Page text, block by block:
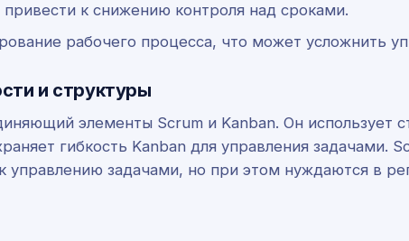
к снижению контроля над сроками.
рабочего процесса, что может усложнить
и структуры
элементы Scrum и Kanban. Он использует
гибкость Kanban для управления задачами.
управлению задачами, но при этом нуждаются в